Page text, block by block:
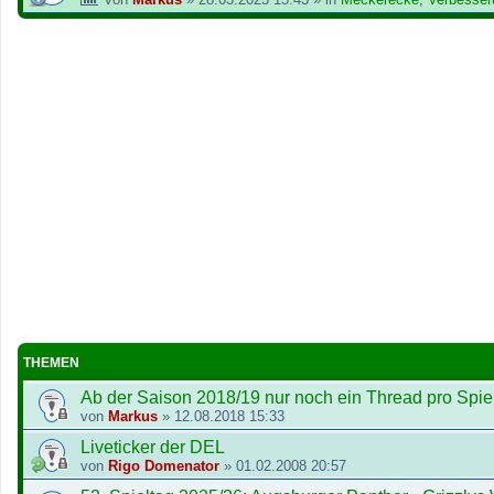
THEMEN
Ab der Saison 2018/19 nur noch ein Thread pro
von Markus » 12.08.2018 15:33
Liveticker der DEL
von Rigo Domenator » 01.02.2008 20:57